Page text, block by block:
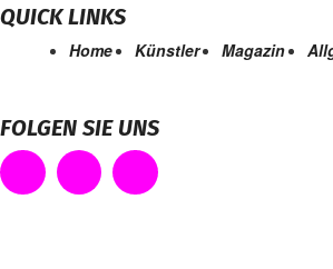
QUICK LINKS
Home Künstler Magazin
FOLGEN SIE UNS